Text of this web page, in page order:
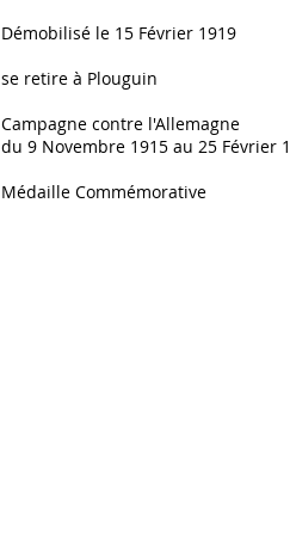
Démobilisé le 15 Février 1919
se retire à Plouguin
Campagne contre l'Allemagne
du 9 Novembre 1915 au 25 Février
Médaille Commémorative